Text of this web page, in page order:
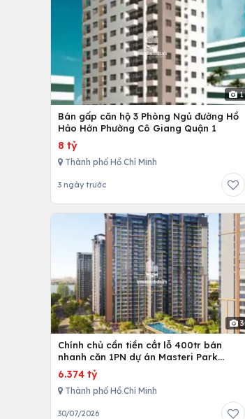
1
Bán gấp căn hộ 3 Phòng Ngủ đường Hồ
Hảo Hớn Phường Cô Giang Quận 1
8 tỷ
Thành phố Hồ Chí Minh
3 ngày trước
3
Chính chủ cần tiền cắt lỗ 400tr bán
nhanh căn 1PN dự án Masteri Park
Place
6.374 tỷ
Thành phố Hồ Chí Minh
30/07/2026